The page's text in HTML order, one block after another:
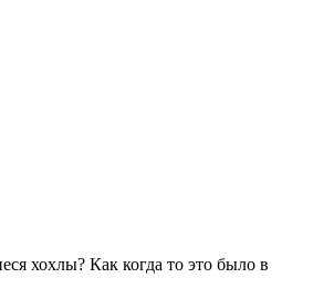
хохлы? Как когда то это было в